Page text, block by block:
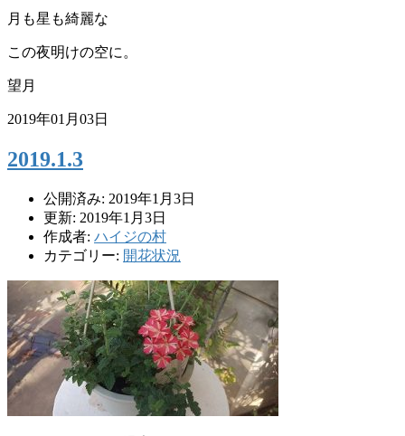
月も星も綺麗な
この夜明けの空に。
望月
2019年01月03日
2019.1.3
公開済み: 2019年1月3日
更新: 2019年1月3日
作成者: ハイジの村
カテゴリー: 開花状況